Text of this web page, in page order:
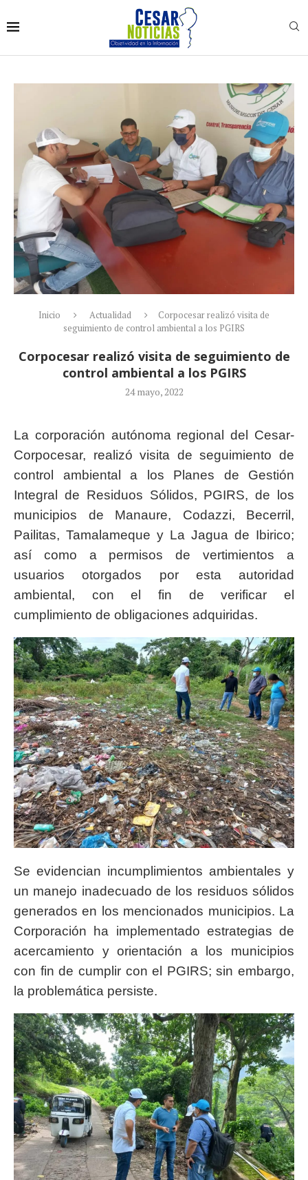
Inicio Actualidad
Corpocesar realizó visita de
seguimiento de control ambiental a los PGIRS
Corpocesar realizó visita de seguimiento de
control ambiental a los PGIRS
24 mayo, 2022
La corporación autónoma regional del Cesar-
Corpocesar, realizó visita de seguimiento de
control ambiental a los Planes de Gestión
Integral de Residuos Sólidos, PGIRS, de los
municipios de Manaure, Codazzi, Becerril,
Pailitas, Tamalameque y La Jagua de Ibirico;
así como a permisos de vertimientos a
usuarios otorgados por esta autoridad
ambiental, con el fin de verificar el
cumplimiento de obligaciones adquiridas.
Se evidencian incumplimientos ambientales y
un manejo inadecuado de los residuos sólidos
generados en los mencionados municipios. La
Corporación ha implementado estrategias de
acercamiento y orientación a los municipios
con fin de cumplir con el PGIRS; sin embargo,
la problemática persiste.